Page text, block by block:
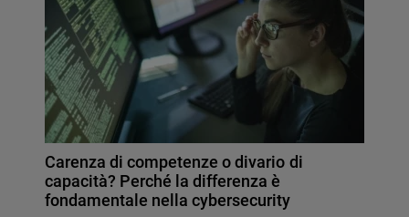
Carenza di competenze o divario di
capacità? Perché la differenza è
fondamentale nella cybersecurity